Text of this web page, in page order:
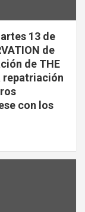
13 de
de
de THE
repatriación
con los